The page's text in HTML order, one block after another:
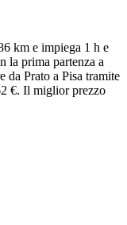
km e impiega 1 h e
la prima partenza a
da Prato a Pisa tramite
€. Il miglior prezzo